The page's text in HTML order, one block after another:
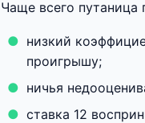
Чаще всего путаница
низкий
проигрышу;
ничья
ставка 12